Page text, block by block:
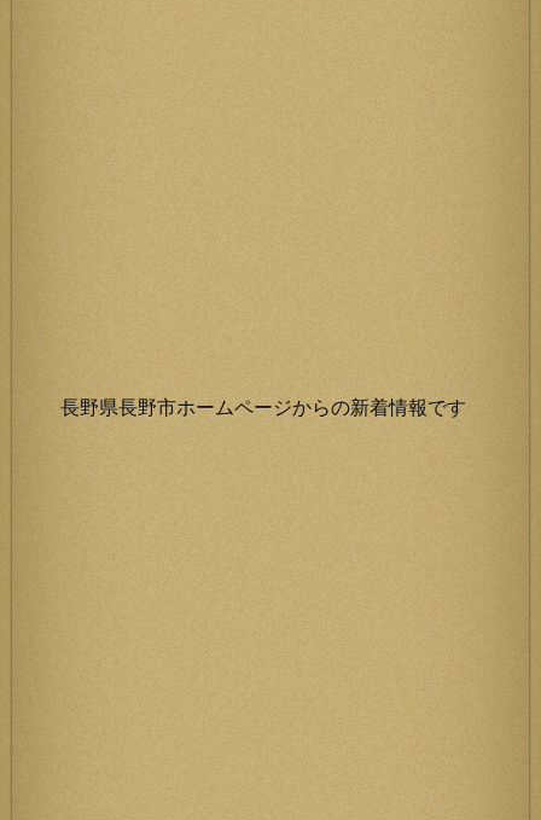
長野県長野市ホームページからの新着情報です